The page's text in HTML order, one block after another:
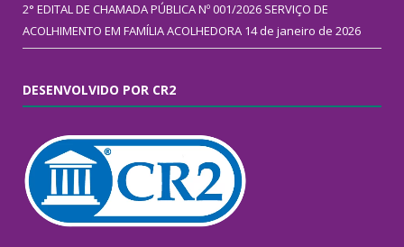
2° EDITAL DE CHAMADA PÚBLICA Nº 001/2026 SERVIÇO DE
ACOLHIMENTO EM FAMÍLIA ACOLHEDORA 14 de janeiro de 2026
DESENVOLVIDO POR CR2